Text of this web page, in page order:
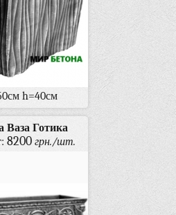
h=40см
Ваза Готика
: 8200 грн./шт.